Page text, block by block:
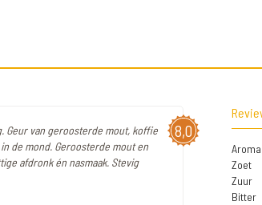
8,0
Geur van geroosterde mout, koffie
de mond. Geroosterde mout en
afdronk én nasmaak. Stevig
Aroma
Zoet
Zuur
Bitter